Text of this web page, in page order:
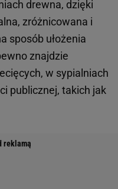
drewna, dzięki
zróżnicowana i
sposób ułożenia
znajdzie
w sypialniach
publicznej, takich jak